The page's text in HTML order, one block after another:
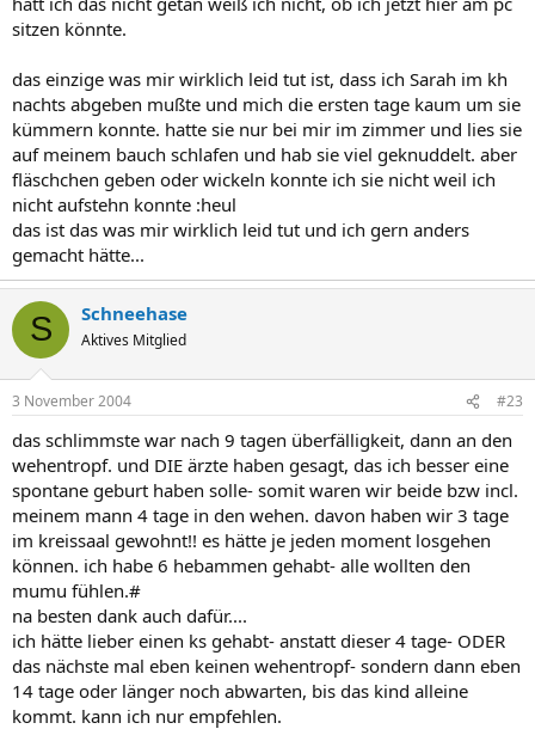
sitzen könnte.
das einzige was mir wirklich leid tut ist, dass ich Sarah im kh
nachts abgeben mußte und mich die ersten tage kaum um sie
kümmern konnte. hatte sie nur bei mir im zimmer und lies sie
auf meinem bauch schlafen und hab sie viel geknuddelt. aber
fläschchen geben oder wickeln konnte ich sie nicht weil ich
nicht aufstehn konnte :heul
das ist das was mir wirklich leid tut und ich gern anders
gemacht hätte...
S Schneehase
Aktives Mitglied
3 November 2004 #23
das schlimmste war nach 9 tagen überfälligkeit, dann an den
wehentropf. und DIE ärzte haben gesagt, das ich besser eine
spontane geburt haben solle- somit waren wir beide bzw incl.
meinem mann 4 tage in den wehen. davon haben wir 3 tage
im kreissaal gewohnt!! es hätte je jeden moment losgehen
können. ich habe 6 hebammen gehabt- alle wollten den
mumu fühlen.#
na besten dank auch dafür....
ich hätte lieber einen ks gehabt- anstatt dieser 4 tage- ODER
das nächste mal eben keinen wehentropf- sondern dann eben
14 tage oder länger noch abwarten, bis das kind alleine
kommt. kann ich nur empfehlen.